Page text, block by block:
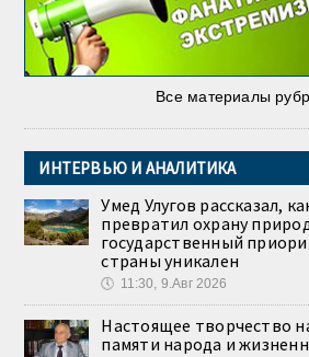
Все материалы
ИНТЕРВЬЮ И АНАЛИТИКА
Умед Улугов рассказал,
превратил охрану
государственный
страны уникален
🕔 11:30, 9.Авг 2026
Настоящее творчество
памяти народа и